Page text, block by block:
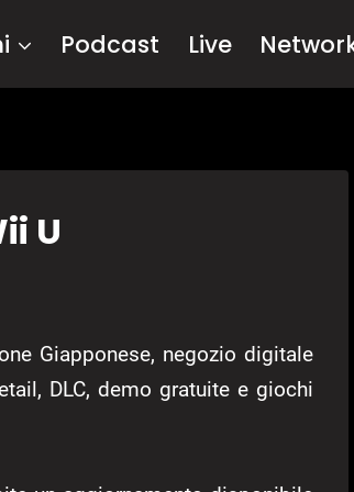
Podcast Live
U
Giapponese, negozio digitale
DLC, demo gratuite e giochi